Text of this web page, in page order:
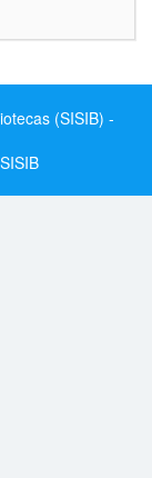
(SISIB) -